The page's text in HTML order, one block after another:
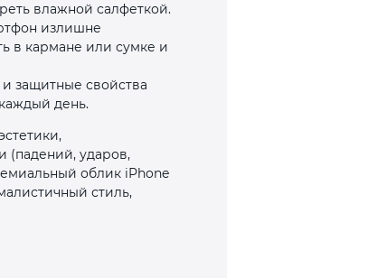
влажной салфеткой.
излишне
в кармане или сумке и
защитные свойства
день.
(падений, ударов,
облик iPhone
стиль,